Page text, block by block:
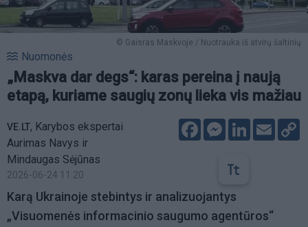
© Gaisras Maskvoje / Nuotrauka iš atvirų šaltinių
Nuomonės
„Maskva dar degs“: karas pereina į naują
etapą, kuriame saugių zonų lieka vis mažiau
VE.LT, Karybos ekspertai
Aurimas Navys ir
Mindaugas Sėjūnas
2026-06-24 11:20
FacebookMessenger
LinkedIn
Email
Karą Ukrainoje stebintys ir analizuojantys
„Visuomenės informacinio saugumo agentūros“